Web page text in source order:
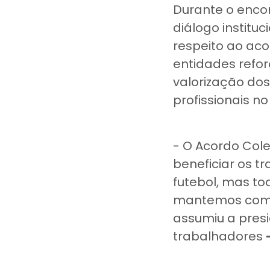
Durante o
diálogo
respeito ao
entidades
valorização
profissionais
- O Acordo
beneficiar os
futebol, mas
mantemos
assumiu a
trabalhadores